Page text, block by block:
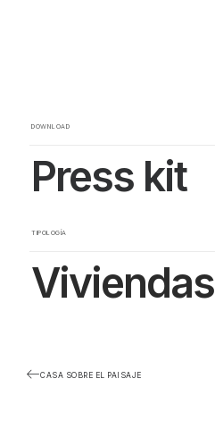
DOWNLOAD
Press kit
TIPOLOGÍA
Viviendas
CASA SOBRE EL PAISAJE